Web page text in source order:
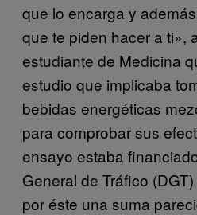
que lo encarga y
que te piden hacer a ti»,
estudiante de Medicina
estudio que implicaba
bebidas energéticas
para comprobar sus
ensayo estaba
General de Tráfico
por éste una suma